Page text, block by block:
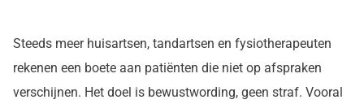
Steeds meer huisartsen, tandartsen en fysiotherapeuten
rekenen een boete aan patiënten die niet op afspraken
verschijnen. Het doel is bewustwording, geen straf. Vooral